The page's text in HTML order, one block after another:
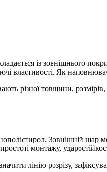
із зовнішнього
властивості. Як
різної товщини,
Зовнішній шар
монтажу,
лінію розрізу,